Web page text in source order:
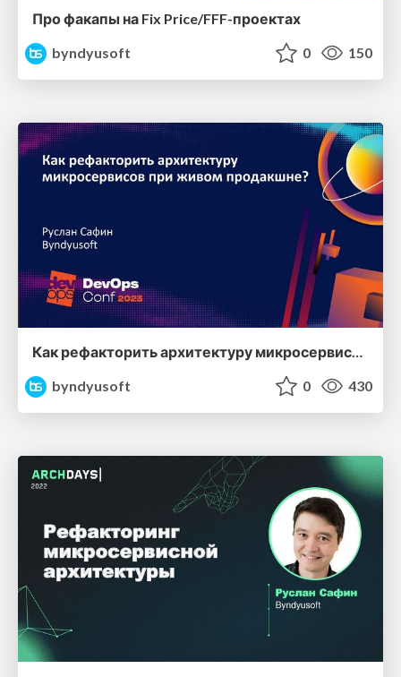
Про факапы на Fix Price/FFF-проектах
byndyusoft
0 150
Как рефакторить архитектуру микросервисов при живом продакшне?
byndyusoft
0 430